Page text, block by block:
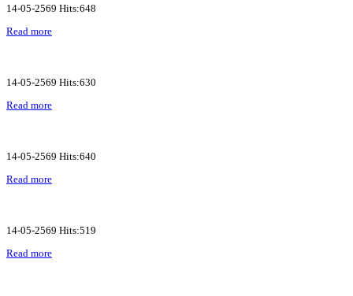
14-05-2569 Hits:648
Read more
14-05-2569 Hits:630
Read more
14-05-2569 Hits:640
Read more
14-05-2569 Hits:519
Read more